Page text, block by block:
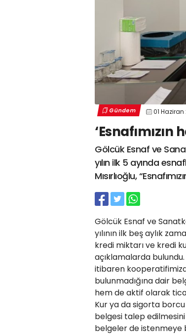
Gündem 01 Haziran
‘Esnafımızın
Gölcük Esnaf ve
yılın ilk 5 ayında
Mısırlıoğlu,
Gölcük Esnaf ve
yılının ilk beş aylık
kredi miktarı ve kredi
açıklamalarda bulundu.
itibaren
bulunmadığına dair
hem de aktif olarak
Kur ya da sigorta
belgesi talep
belgeler de istenmeye